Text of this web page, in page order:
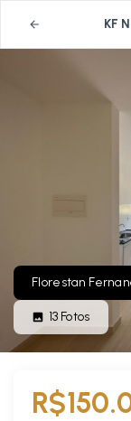
KF
Florestan
13 Fotos